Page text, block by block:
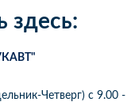
здесь:
Четверг) c 9.00 -